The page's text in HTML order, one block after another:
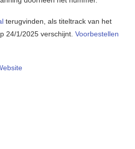
terugvinden, als titeltrack van het
24/1/2025 verschijnt. Voorbestellen